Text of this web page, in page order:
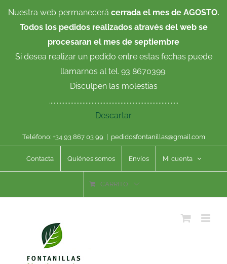
Nuestra web permanecerá cerrada el mes de AGOSTO.
Todos los pedidos realizados através del web se
procesaran el mes de septiembre
Si desea realizar un pedido entre estas fechas puede
llamarnos al tel. 93 8670399.
Disculpen las molestias
.....................................................................................
Descartar
Teléfono: +34 93 867 03 99 pedidosfontanillas@gmail.com
Contacta Quiénes somos Envíos Mi cuenta
CARRITO